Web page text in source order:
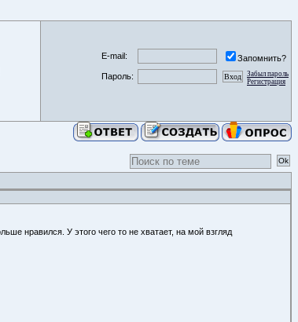
E-mail:
Запомнить?
Пароль:
Забыл пароль
Регистрация
нравился. У этого чего то не хватает, на мой взгляд